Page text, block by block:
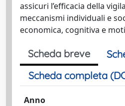
assicuri l’efficacia della
meccanismi individuali e
economica, cognitiva e
Scheda breve
Scheda completa
Anno